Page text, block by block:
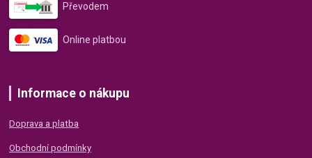
Převodem
Online platbou
Informace o nákupu
Doprava a platba
Obchodní podmínky